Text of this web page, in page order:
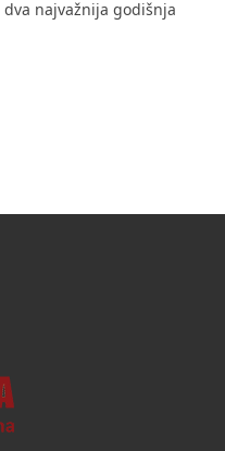
najvažnija godišnja